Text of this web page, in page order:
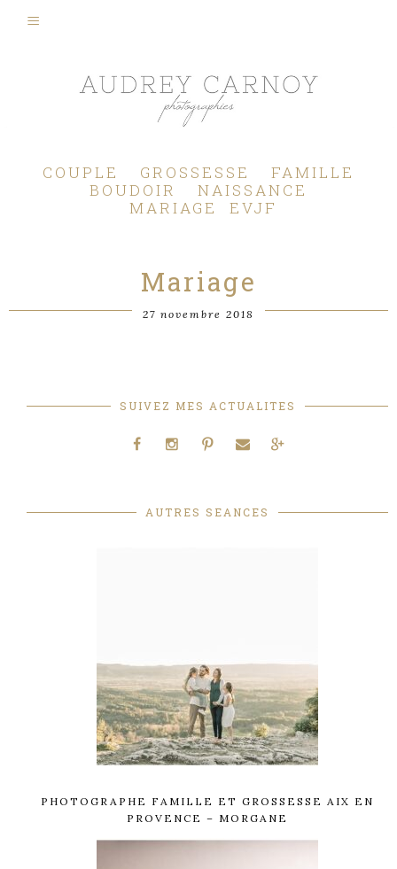
COUPLE GROSSESSE
FAMILLE
BOUDOIR
NAISSANCE
MARIAGE
EVJF
Mariage
27 novembre 2018
SUIVEZ MES ACTUALITES
AUTRES SEANCES
PHOTOGRAPHE FAMILLE ET GROSSESSE AIX EN
PROVENCE – MORGANE